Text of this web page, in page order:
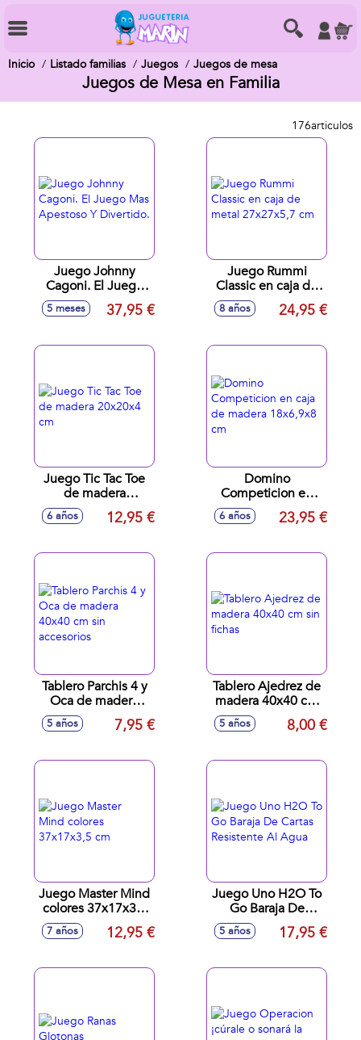
Inicio Listado familias Juegos Juegos de mesa
Juegos de Mesa en Familia
176articulos
Juego Johnny
Cagoni. El Juego
Mas Apestoso Y
Divertido.
5 meses 37,95 €
Juego Rummi
Classic en caja de
metal 27x27x5,7
8 años 24,95 €
Juego Tic Tac Toe
de madera
20x20x4 cm
6 años 12,95 €
Domino
Competicion en
caja de madera
18x6,9x8 cm
6 años 23,95 €
Tablero Parchis 4 y
Oca de madera
40x40 cm sin
accesorios
5 años 7,95 €
Tablero Ajedrez de
madera 40x40 cm
sin fichas
5 años 8,00 €
Juego Master Mind
colores 37x17x3,5
7 años 12,95 €
Juego Uno H2O To
Go Baraja De
Cartas Resistente Al
Agua
5 años 17,95 €